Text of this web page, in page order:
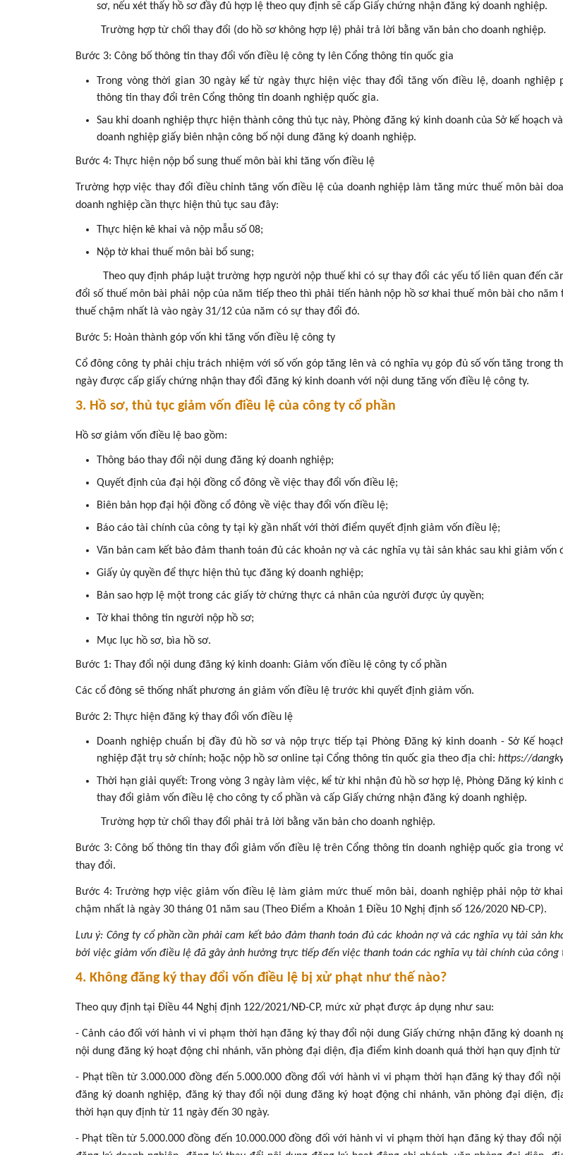
sơ, nếu xét thấy hồ sơ đầy đủ hợp lệ theo quy định sẽ cấp Giấy chứng nhận đăng ký doanh nghiệp.
Trường hợp từ chối thay đổi (do hồ sơ không hợp lệ) phải trả lời bằng văn bản cho doanh nghiệp.
Bước 3: Công bố thông tin thay đổi vốn điều lệ công ty lên Cổng thông tin quốc gia
Trong vòng thời gian 30 ngày kể từ ngày thực hiện việc thay đổi tăng vốn điều lệ, doanh nghiệp
thông tin thay đổi trên Cổng thông tin doanh nghiệp quốc gia.
Sau khi doanh nghiệp thực hiện thành công thủ tục này, Phòng đăng ký kinh doanh của Sở kế hoạch
doanh nghiệp giấy biên nhận công bố nội dung đăng ký doanh nghiệp.
Bước 4: Thực hiện nộp bổ sung thuế môn bài khi tăng vốn điều lệ
Trường hợp việc thay đổi điều chỉnh tăng vốn điều lệ của doanh nghiệp làm tăng mức thuế môn bài
doanh nghiệp cần thực hiện thủ tục sau đây:
Thực hiện kê khai và nộp mẫu số 08;
Nộp tờ khai thuế môn bài bổ sung;
Theo quy định pháp luật trường hợp người nộp thuế khi có sự thay đổi các yếu tố liên quan đến
đổi số thuế môn bài phải nộp của năm tiếp theo thì phải tiến hành nộp hồ sơ khai thuế môn bài cho năm
thuế chậm nhất là vào ngày 31/12 của năm có sự thay đổi đó.
Bước 5: Hoàn thành góp vốn khi tăng vốn điều lệ công ty
Cổ đông công ty phải chịu trách nhiệm với số vốn góp tăng lên và có nghĩa vụ góp đủ số vốn tăng trong
ngày được cấp giấy chứng nhận thay đổi đăng ký kinh doanh với nội dung tăng vốn điều lệ công ty.
3. Hồ sơ, thủ tục giảm vốn điều lệ của công ty cổ phần
Hồ sơ giảm vốn điều lệ bao gồm:
Thông báo thay đổi nội dung đăng ký doanh nghiệp;
Quyết định của đại hội đồng cổ đông về việc thay đổi vốn điều lệ;
Biên bản họp đại hội đồng cổ đông về việc thay đổi vốn điều lệ;
Báo cáo tài chính của công ty tại kỳ gần nhất với thời điểm quyết định giảm vốn điều lệ;
Văn bản cam kết bảo đảm thanh toán đủ các khoản nợ và các nghĩa vụ tài sản khác sau khi giảm vốn
Giấy ủy quyền để thực hiện thủ tục đăng ký doanh nghiệp;
Bản sao hợp lệ một trong các giấy tờ chứng thực cá nhân của người được ủy quyền;
Tờ khai thông tin người nộp hồ sơ;
Mục lục hồ sơ, bìa hồ sơ.
Bước 1: Thay đổi nội dung đăng ký kinh doanh: Giảm vốn điều lệ công ty cổ phần
Các cổ đông sẽ thống nhất phương án giảm vốn điều lệ trước khi quyết định giảm vốn.
Bước 2: Thực hiện đăng ký thay đổi vốn điều lệ
Doanh nghiệp chuẩn bị đầy đủ hồ sơ và nộp trực tiếp tại Phòng Đăng ký kinh doanh - Sở Kế
nghiệp đặt trụ sở chính; hoặc nộp hồ sơ online tại Cổng thông tin quốc gia theo địa chỉ: https://
Thời hạn giải quyết: Trong vòng 3 ngày làm việc, kể từ khi nhận đủ hồ sơ hợp lệ, Phòng Đăng ký kinh
thay đổi giảm vốn điều lệ cho công ty cổ phần và cấp Giấy chứng nhận đăng ký doanh nghiệp.
Trường hợp từ chối thay đổi phải trả lời bằng văn bản cho doanh nghiệp.
Bước 3: Công bố thông tin thay đổi giảm vốn điều lệ trên Cổng thông tin doanh nghiệp quốc gia trong
thay đổi.
Bước 4: Trường hợp việc giảm vốn điều lệ làm giảm mức thuế môn bài, doanh nghiệp phải nộp tờ
chậm nhất là ngày 30 tháng 01 năm sau (Theo Điểm a Khoản 1 Điều 10 Nghị định số 126/2020 NĐ-CP).
Lưu ý: Công ty cổ phần cần phải cam kết bảo đảm thanh toán đủ các khoản nợ và các nghĩa vụ tài sản
bởi việc giảm vốn điều lệ đã gây ảnh hưởng trực tiếp đến việc thanh toán các nghĩa vụ tài chính của công
4. Không đăng ký thay đổi vốn điều lệ bị xử phạt như thế nào?
Theo quy định tại Điều 44 Nghị định 122/2021/NĐ-CP, mức xử phạt được áp dụng như sau:
- Cảnh cáo đối với hành vi vi phạm thời hạn đăng ký thay đổi nội dung Giấy chứng nhận đăng ký doanh
nội dung đăng ký hoạt động chi nhánh, văn phòng đại diện, địa điểm kinh doanh quá thời hạn quy định từ
- Phạt tiền từ 3.000.000 đồng đến 5.000.000 đồng đối với hành vi vi phạm thời hạn đăng ký thay đổi nội
đăng ký doanh nghiệp, đăng ký thay đổi nội dung đăng ký hoạt động chi nhánh, văn phòng đại diện,
thời hạn quy định từ 11 ngày đến 30 ngày.
- Phạt tiền từ 5.000.000 đồng đến 10.000.000 đồng đối với hành vi vi phạm thời hạn đăng ký thay đổi